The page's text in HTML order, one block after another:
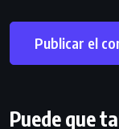
Puede que